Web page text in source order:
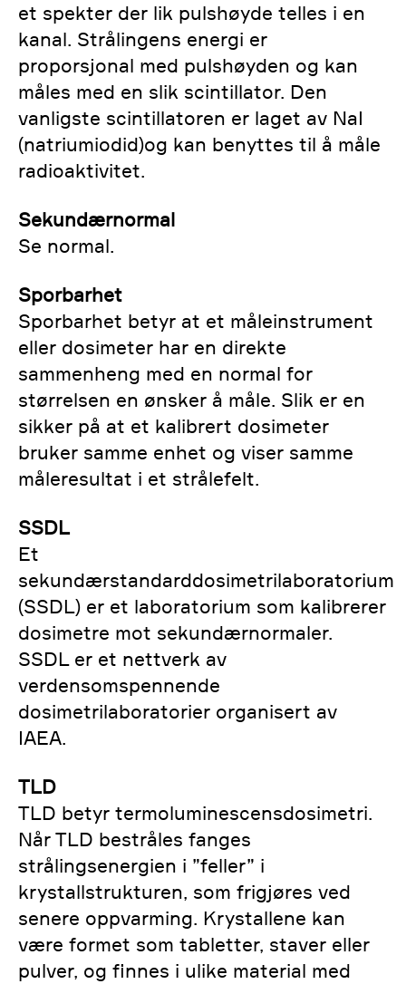
et spekter der lik pulshøyde telles i en
kanal. Strålingens energi er
proporsjonal med pulshøyden og kan
måles med en slik scintillator. Den
vanligste scintillatoren er laget av NaI
(natriumiodid)og kan benyttes til å måle
radioaktivitet.
Sekundærnormal
Se normal.
Sporbarhet
Sporbarhet betyr at et måleinstrument
eller dosimeter har en direkte
sammenheng med en normal for
størrelsen en ønsker å måle. Slik er en
sikker på at et kalibrert dosimeter
bruker samme enhet og viser samme
måleresultat i et strålefelt.
SSDL
Et
sekundærstandarddosimetrilaboratorium
(SSDL) er et laboratorium som kalibrerer
dosimetre mot sekundærnormaler.
SSDL er et nettverk av
verdensomspennende
dosimetrilaboratorier organisert av
IAEA.
TLD
TLD betyr termoluminescensdosimetri.
Når TLD bestråles fanges
strålingsenergien i ”feller” i
krystallstrukturen, som frigjøres ved
senere oppvarming. Krystallene kan
være formet som tabletter, staver eller
pulver, og finnes i ulike material med